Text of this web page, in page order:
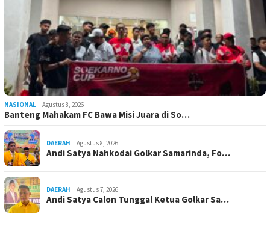
NASIONAL Agustus 8, 2026
Banteng Mahakam FC Bawa Misi Juara di So…
DAERAH Agustus 8, 2026
Andi Satya Nahkodai Golkar Samarinda, Fo…
DAERAH Agustus 7, 2026
Andi Satya Calon Tunggal Ketua Golkar Sa…